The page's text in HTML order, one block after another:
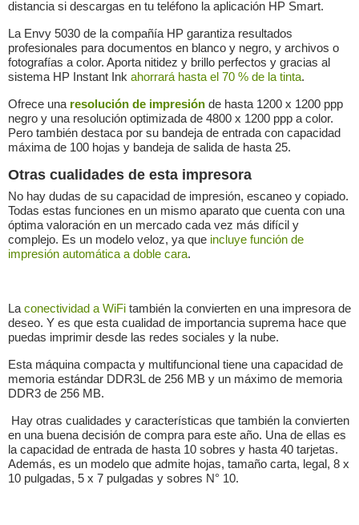
distancia si descargas en tu teléfono la aplicación HP Smart.
La Envy 5030 de la compañía HP garantiza resultados
profesionales para documentos en blanco y negro, y archivos o
fotografías a color. Aporta nitidez y brillo perfectos y gracias al
sistema HP Instant Ink ahorrará hasta el 70 % de la tinta.
Ofrece una resolución de impresión de hasta 1200 x 1200 ppp
negro y una resolución optimizada de 4800 x 1200 ppp a color.
Pero también destaca por su bandeja de entrada con capacidad
máxima de 100 hojas y bandeja de salida de hasta 25.
Otras cualidades de esta impresora
No hay dudas de su capacidad de impresión, escaneo y copiado.
Todas estas funciones en un mismo aparato que cuenta con una
óptima valoración en un mercado cada vez más difícil y
complejo. Es un modelo veloz, ya que incluye función de
impresión automática a doble cara.
La conectividad a WiFi también la convierten en una impresora de
deseo. Y es que esta cualidad de importancia suprema hace que
puedas imprimir desde las redes sociales y la nube.
Esta máquina compacta y multifuncional tiene una capacidad de
memoria estándar DDR3L de 256 MB y un máximo de memoria
DDR3 de 256 MB.
Hay otras cualidades y características que también la convierten
en una buena decisión de compra para este año. Una de ellas es
la capacidad de entrada de hasta 10 sobres y hasta 40 tarjetas.
Además, es un modelo que admite hojas, tamaño carta, legal, 8 x
10 pulgadas, 5 x 7 pulgadas y sobres N° 10.